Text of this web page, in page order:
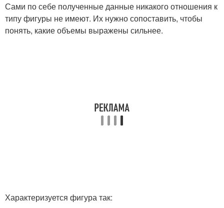
Сами по себе полученные данные никакого отношения к
типу фигуры не имеют. Их нужно сопоставить, чтобы
понять, какие объемы выражены сильнее.
Характеризуется фигура так: